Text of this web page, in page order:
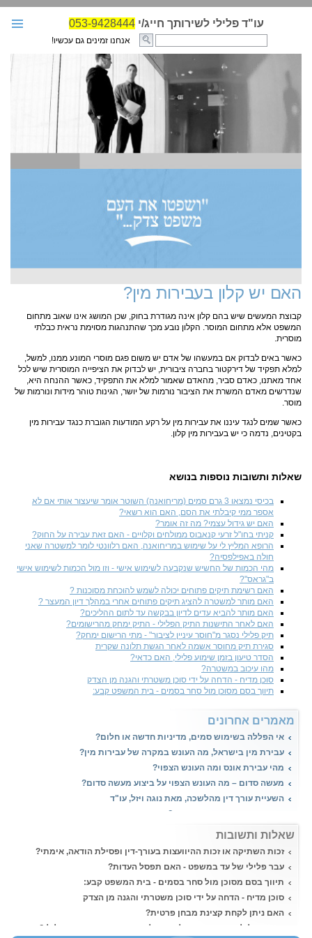
עו"ד פלילי לשירותך חייג/י 053-9428444
אנחנו זמינים גם עכשיו!
עו"ד פלילי
בחירת עו"ד פלילי
עבירות ועונשים
מאמרים
גזרי דין לדוגמא
קבצי חקיקה-פלילי
אודות האתר
צור קשר
האם יש קלון בעבירות מין?
קבוצת המעשים שיש בהם קלון אינה מגודרת בחוק, שכן המושג אינו שאוב מתחום
המשפט אלא מתחום המוסר. הקלון נובע מכך שהתנהגות מסוימת נראית כבלתי
מוסרית.
כאשר באים לבדוק אם במעשהו של אדם יש משום פגם מוסרי המונע ממנו, למשל,
למלא תפקיד של דירקטור בחברה ציבורית, יש לבדוק את הציפייה המוסרית שיש לכל
אחד מאתנו, כאדם סביר, מהאדם שאמור למלא את התפקיד, כאשר ההנחה היא,
שנדרשים מאדם המשרת את הציבור נורמות של יושר, הגינות טוהר מידות ונורמות של
מוסר.
כאשר שמים לנגד עיננו את עבירות מין על רקע המודעות הגוברת כנגד עבירות מין
בקטינים, נדמה כי יש בעבירות מין קלון.
שאלות ותשובות נוספות בנושא
בכיסי נמצאו 3 גרם סמים (מריחואנה) השוטר אומר שיעצור אותי אם לא
אספר ממי קיבלתי את הסם, האם הוא רשאי?
האם יש גידול עצמי? מה זה אומר?
קניתי בחו"ל זרעי קנאבוס ממולחים וקלויים - האם זאת עבירה על החוק?
הרופא המליץ לי על שימוש במריחואנה, האם רלוונטי לומר למשטרה שאני
חולה באפילפסיה?
מהי הכמות של החשיש שנקבעה לשימוש אישי - וזו מול הכמות לשימוש אישי
ב"גראס"?
האם רשימת תיקים פתוחים יכולה לשמש להוכחת מסוכנות ?
האם מותר למשטרה להציג תיקים פתוחים אחרי במהלך דיון המעצר ?
האם מותר להביא עדים לדיון בבקשה עד לתום ההליכים?
האם לאחר התישנות התיק הפלילי - התיק ימחק מהרישומים?
תיק פלילי נסגר מ"חוסר עיניין לציבור" - מתי הרישום ימחק?
סגירת תיק מחוסר אשמה לאחר הגשת תלונה שקרית
הסדר טיעון בזמן שימוע פלילי, האם כדאי?
מהו עיכוב במשטרה?
סוכן מדיח - הדחה על ידי סוכן משטרתי והגנה מן הצדק
תיווך בסם מסוכן מול סחר בסמים - בית המשפט קבע:
מאמרים אחרונים
אי הפללה בשימוש סמים, מדיניות חדשה או חלום?
עבירת מין בישראל, מה העונש במקרה של עבירות מין?
מהי עבירת אונס ומה העונש הצפוי?
מעשה סדום – מה העונש הצפוי על ביצוע מעשה סדום?
השעיית עורך דין מהלשכה, מאת נוגה ויזל, עו"ד
הטרדה מינית, איך יוצאים מזה?
שאלות ותשובות
זכות השתיקה או זכות ההיוועצות בעורך-דין ופסילת הודאה, אימתי?
עבר פלילי של עד במשפט - האם תפסל העדות?
תיווך בסם מסוכן מול סחר בסמים - בית המשפט קבע:
סוכן מדיח - הדחה על ידי סוכן משטרתי והגנה מן הצדק
האם ניתן לקחת קצינת מבחן פרטית?
רישום פלילי ועבודה - היכן לא ניתן להעסיק אדם עם רישום פלילי?